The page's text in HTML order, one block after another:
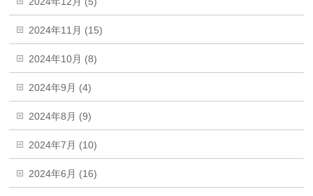
2024年11月 (15)
2024年10月 (8)
2024年9月 (4)
2024年8月 (9)
2024年7月 (10)
2024年6月 (16)